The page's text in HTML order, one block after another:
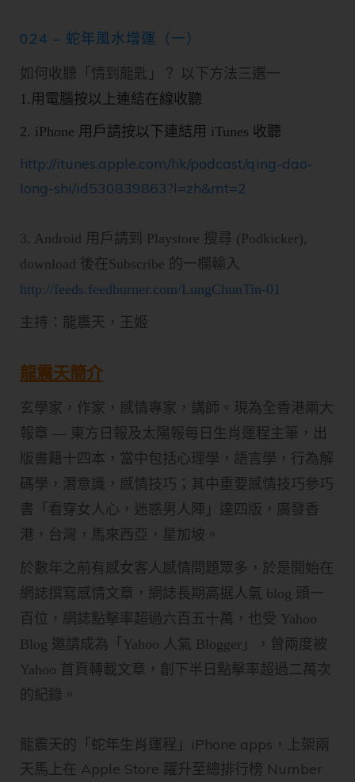
024 – 蛇年風水增運（一）
如何收聽「情到龍匙」？ 以下方法三選一
1.用電腦按以上連結在線收聽
2. iPhone 用戶請按以下連結用 iTunes 收聽
http://itunes.apple.com/hk/podcast/qing-dao-
long-shi/id530839863?l=zh&mt=2
3. Android 用戶請到 Playstore 搜尋 (Podkicker),
download 後在Subscribe 的一欄輸入
http://feeds.feedburner.com/LungChunTin-01
主持：龍震天，王姬
龍震天簡介
玄學家，作家，感情專家，講師。現為全香港兩大
報章 — 東方日報及太陽報每日生肖運程主筆，出
版書籍十四本，當中包括心理學，語言學，行為解
碼學，潛意識，感情技巧；其中重要感情技巧參巧
書「看穿女人心，迷惑男人陣」達四版，廣發香
港，台灣，馬來西亞，星加坡。
於數年之前有感女客人感情問題眾多，於是開始在
網誌撰寫感情文章，網誌長期高据人氣 blog 頭一
百位，網誌點擊率超過六百五十萬，也受 Yahoo
Blog 邀請成為「Yahoo 人氣 Blogger」，曾兩度被
Yahoo 首頁轉載文章，創下半日點擊率超過二萬次
的紀錄。
龍震天的「蛇年生肖運程」iPhone apps，上架兩
天馬上在 Apple Store 躍升至總排行榜 Number